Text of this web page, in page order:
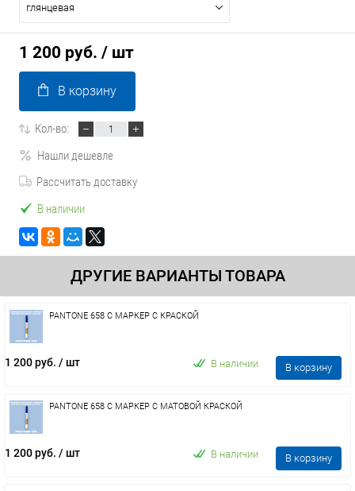
глянцевая
1 200 руб. / шт
В корзину
Кол-во:
Нашли дешевле
Рассчитать доставку
В наличии
ДРУГИЕ ВАРИАНТЫ ТОВАРА
PANTONE 658 C МАРКЕР С КРАСКОЙ
1 200 руб. / шт В наличии В корзину
PANTONE 658 C МАРКЕР С МАТОВОЙ КРАСКОЙ
1 200 руб. / шт В наличии В корзину